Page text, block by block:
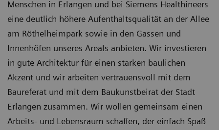
Menschen in Erlangen und bei Siemens Healthineers
eine deutlich höhere Aufenthaltsqualität an der Allee
am Röthelheimpark sowie in den Gassen und
Innenhöfen unseres Areals anbieten. Wir investieren
in gute Architektur für einen starken baulichen
Akzent und wir arbeiten vertrauensvoll mit dem
Baureferat und mit dem Baukunstbeirat der Stadt
Erlangen zusammen. Wir wollen gemeinsam einen
Arbeits- und Lebensraum schaffen, der einfach Spaß